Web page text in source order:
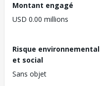
Montant engagé
USD 0.00 millions
Risque environnemental
et social
Sans objet